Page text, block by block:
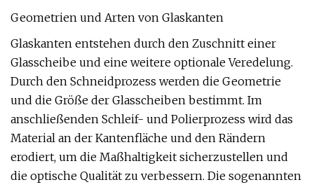
Geometrien und Arten von Glaskanten
Glaskanten entstehen durch den Zuschnitt einer
Glasscheibe und eine weitere optionale Veredelung.
Durch den Schneidprozess werden die Geometrie
und die Größe der Glasscheiben bestimmt. Im
anschließenden Schleif- und Polierprozess wird das
Material an der Kantenfläche und den Rändern
erodiert, um die Maßhaltigkeit sicherzustellen und
die optische Qualität zu verbessern. Die sogenannten